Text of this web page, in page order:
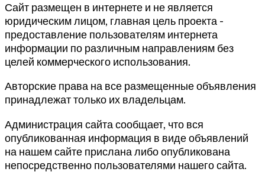
Сайт размещен в интернете и не является
юридическим лицом, главная цель проекта -
предоставление пользователям интернета
информации по различным направлениям без
целей коммерческого использования.
Авторские права на все размещенные объявления
принадлежат только их владельцам.
Администрация сайта сообщает, что вся
опубликованная информация в виде объявлений
на нашем сайте прислана либо опубликована
непосредственно пользователями нашего сайта.